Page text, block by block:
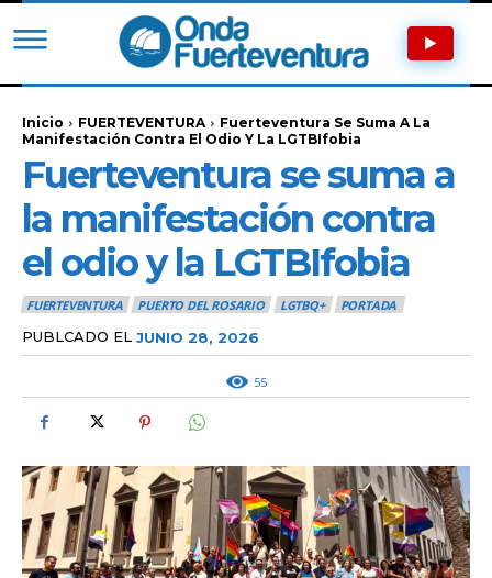
Inicio FUERTEVENTURA
Fuerteventura Se Suma A La
Manifestación Contra El Odio Y La LGTBIfobia
Fuerteventura se suma a
la manifestación contra
el odio y la LGTBIfobia
FUERTEVENTURA PUERTO DEL ROSARIO LGTBQ+ PORTADA
PUBLCADO EL JUNIO 28, 2026
55